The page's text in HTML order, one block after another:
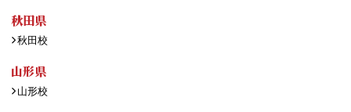
秋田県
秋田校
山形県
山形校